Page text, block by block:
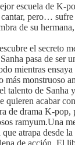
escuela de K-
pero…
de su
el secreto
pasa de ser
mientras
monstruoso
talento de Sanha
quieren acabar
de drama K-pop,
ramyum.Una
atrapa desde
de acción. El